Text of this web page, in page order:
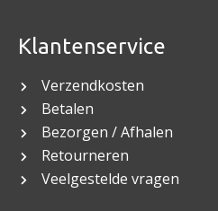
Klantenservice
Verzendkosten
Betalen
Bezorgen / Afhalen
Retourneren
Veelgestelde vragen